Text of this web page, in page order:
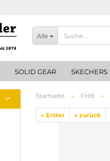
Alle
SOLID GEAR SKECHERS
Startseite » FHB »
« Erster « zurück